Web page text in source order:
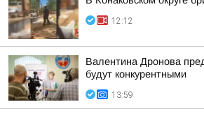
12:12
Валентина Дронова
будут конкурентными
13:59